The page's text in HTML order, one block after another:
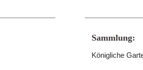
Sammlung:
Königliche